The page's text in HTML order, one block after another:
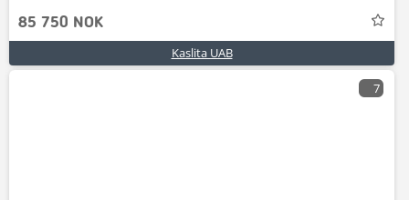
85 750 NOK
Kaslita UAB
7